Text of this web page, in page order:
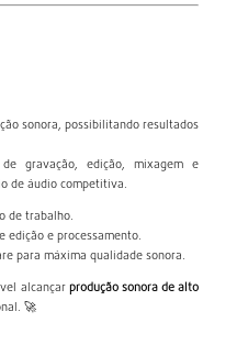
sonora, possibilitando resultados
gravação, edição, mixagem e
de áudio competitiva.
de trabalho.
edição e processamento.
para máxima qualidade sonora.
alcançarprodução sonora de alto
🚀